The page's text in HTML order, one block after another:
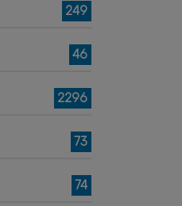
249
46
2296
73
74